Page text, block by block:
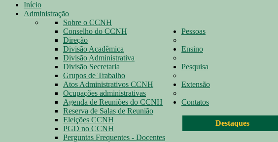
Início
Administração
Sobre o CCNH
Conselho do CCNH
Direção
Divisão Acadêmica
Divisão Administrativa
Divisão Secretaria
Grupos de Trabalho
Atos Administrativos CCNH
Ocupações administrativas
Agenda de Reuniões do CCNH
Reserva de Salas de Reunião
Eleições CCNH
PGD no CCNH
Perguntas Frequentes - Docentes
Pessoas
Ensino
Pesquisa
Extensão
Contatos
Destaques